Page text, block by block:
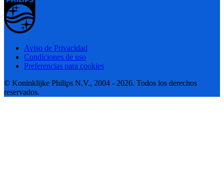
Aviso de Privacidad
Condiciones de uso
Preferencias para cookies
© Koninklijke Philips N.V., 2004 - 2026. Todos los derechos
reservados.